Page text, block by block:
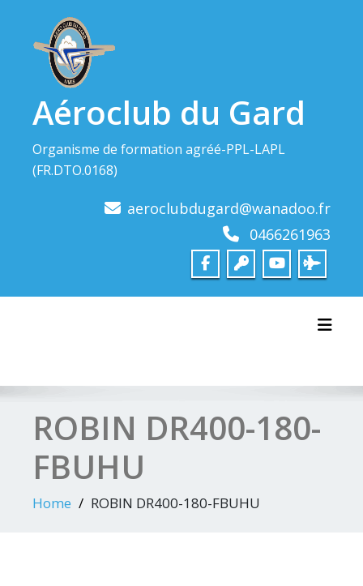
content
Aéroclub du Gard
Organisme de formation agréé-PPL-LAPL
(FR.DTO.0168)
aeroclubdugard@wanadoo.fr
0466261963
ROBIN DR400-180-
FBUHU
Home ROBIN DR400-180-FBUHU